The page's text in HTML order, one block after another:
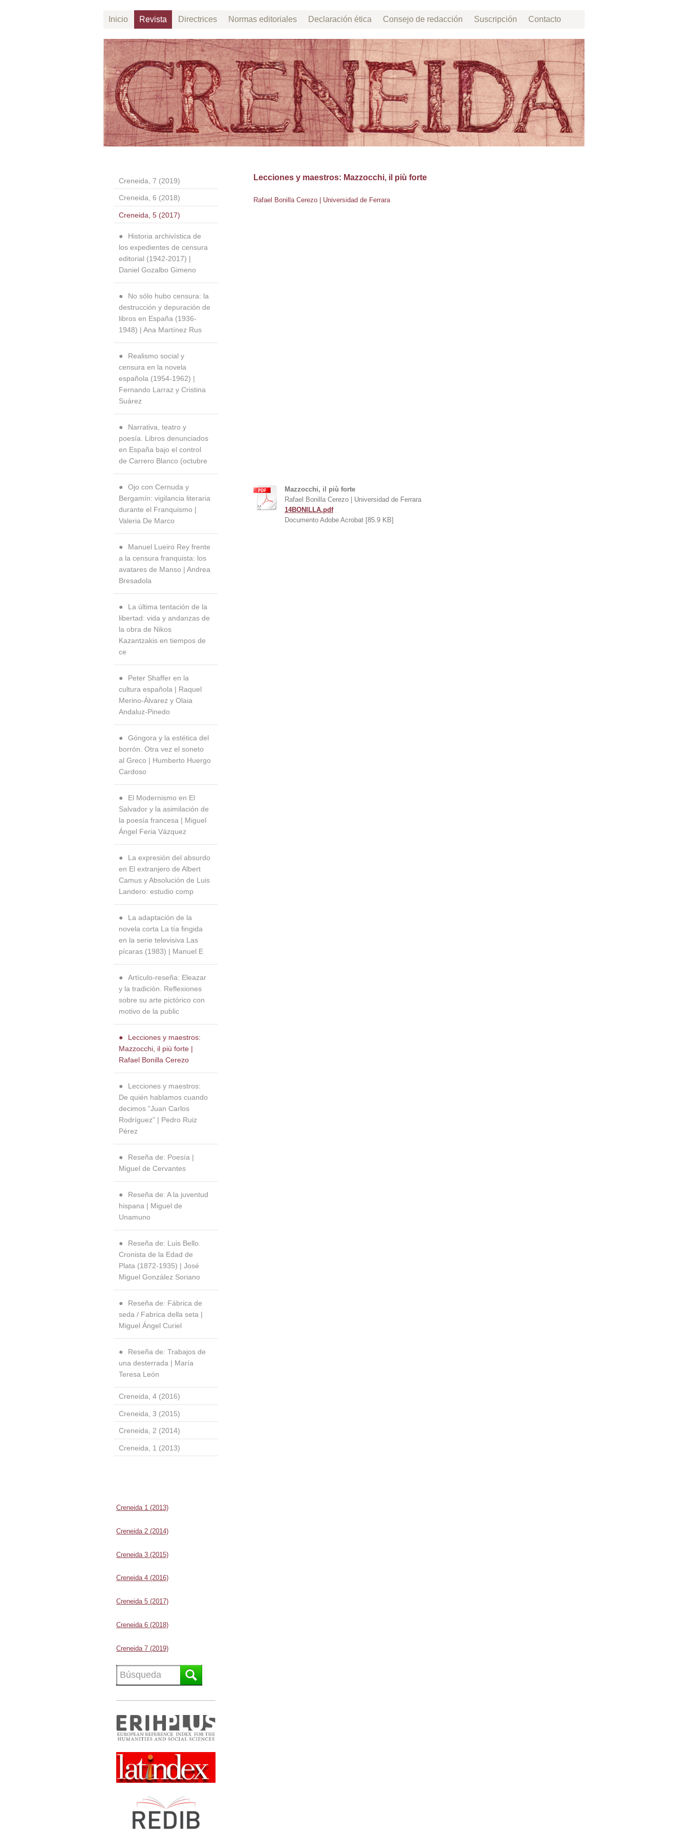
Inicio Revista Directrices Normas editoriales Declaración ética Consejo de redacción Suscripción Contacto
Lecciones y maestros: Mazzocchi, il più forte
Rafael Bonilla Cerezo | Universidad de Ferrara
Mazzocchi, il più forte
Rafael Bonilla Cerezo | Universidad de Ferrara
14BONILLA.pdf
Documento Adobe Acrobat [85.9 KB]
Creneida, 7 (2019)
Creneida, 6 (2018)
Creneida, 5 (2017)
Historia archivística de
los expedientes de censura
editorial (1942-2017) |
Daniel Gozalbo Gimeno
No sólo hubo censura: la
destrucción y depuración de
libros en España (1936-
1948) | Ana Martínez Rus
Realismo social y
censura en la novela
española (1954-1962) |
Fernando Larraz y Cristina
Suárez
Narrativa, teatro y
poesía. Libros denunciados
en España bajo el control
de Carrero Blanco (octubre
Ojo con Cernuda y
Bergamín: vigilancia literaria
durante el Franquismo |
Valeria De Marco
Manuel Lueiro Rey frente
a la censura franquista: los
avatares de Manso | Andrea
Bresadola
La última tentación de la
libertad: vida y andanzas de
la obra de Nikos
Kazantzakis en tiempos de
ce
Peter Shaffer en la
cultura española | Raquel
Merino-Álvarez y Olaia
Andaluz-Pinedo
Góngora y la estética del
borrón. Otra vez el soneto
al Greco | Humberto Huergo
Cardoso
El Modernismo en El
Salvador y la asimilación de
la poesía francesa | Miguel
Ángel Feria Vázquez
La expresión del absurdo
en El extranjero de Albert
Camus y Absolución de Luis
Landero: estudio comp
La adaptación de la
novela corta La tía fingida
en la serie televisiva Las
pícaras (1983) | Manuel E
Artículo-reseña: Eleazar
y la tradición. Reflexiones
sobre su arte pictórico con
motivo de la public
Lecciones y maestros:
Mazzocchi, il più forte |
Rafael Bonilla Cerezo
Lecciones y maestros:
De quién hablamos cuando
decimos “Juan Carlos
Rodríguez” | Pedro Ruiz
Pérez
Reseña de: Poesía |
Miguel de Cervantes
Reseña de: A la juventud
hispana | Miguel de
Unamuno
Reseña de: Luis Bello.
Cronista de la Edad de
Plata (1872-1935) | José
Miguel González Soriano
Reseña de: Fábrica de
seda / Fabrica della seta |
Miguel Ángel Curiel
Reseña de: Trabajos de
una desterrada | María
Teresa León
Creneida, 4 (2016)
Creneida, 3 (2015)
Creneida, 2 (2014)
Creneida, 1 (2013)
Creneida 1 (2013)
Creneida 2 (2014)
Creneida 3 (2015)
Creneida 4 (2016)
Creneida 5 (2017)
Creneida 6 (2018)
Creneida 7 (2019)